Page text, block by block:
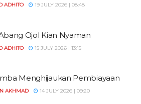
ADHITO 19 JULY 2026 | 08:48
Ojol Kian Nyaman
ADHITO 15 JULY 2026 | 13:15
Menghijaukan Pembiayaan
AKHMAD 14 JULY 2026 | 09:20